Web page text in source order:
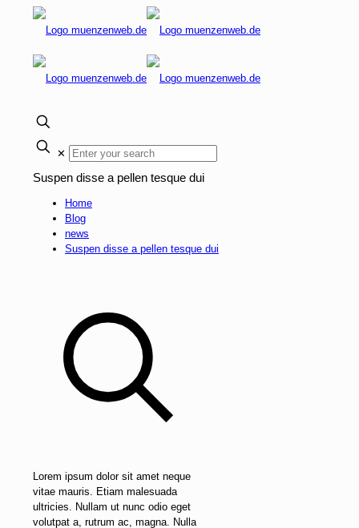
✕
Suspen disse a pellen tesque dui
Home
Blog
news
Suspen disse a pellen tesque dui
Lorem ipsum dolor sit amet neque
vitae mauris. Etiam malesuada
ultricies. Nullam ut nunc odio eget
volutpat a, rutrum ac, magna. Nulla